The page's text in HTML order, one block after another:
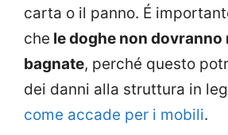
carta o il panno. É
che le doghe non dovranno
bagnate, perché questo
dei danni alla struttura in
come accade per i mobili.